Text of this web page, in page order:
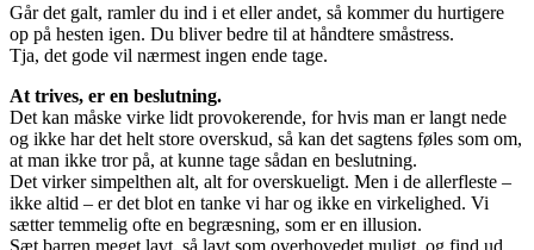
Går det galt, ramler du ind i et eller andet, så kommer du hurtigere
op på hesten igen. Du bliver bedre til at håndtere småstress.
Tja, det gode vil nærmest ingen ende tage.
At trives, er en beslutning.
Det kan måske virke lidt provokerende, for hvis man er langt nede
og ikke har det helt store overskud, så kan det sagtens føles som om,
at man ikke tror på, at kunne tage sådan en beslutning.
Det virker simpelthen alt, alt for overskueligt. Men i de allerfleste –
ikke altid – er det blot en tanke vi har og ikke en virkelighed. Vi
sætter temmelig ofte en begræsning, som er en illusion.
Sæt barren meget lavt, så lavt som overhovedet muligt, og find ud